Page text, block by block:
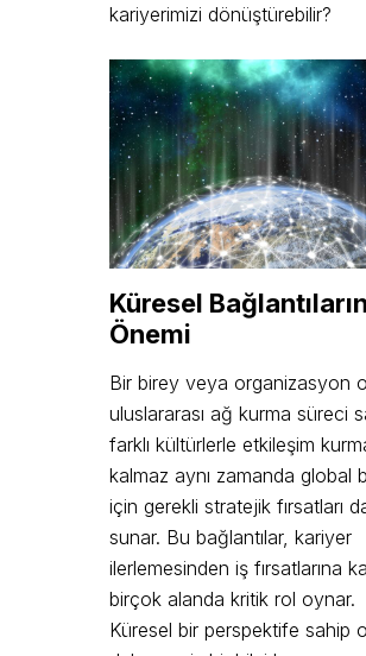
kariyerimizi dönüştürebilir?
Küresel Bağlantıların
Önemi
Bir birey veya organizasyon
uluslararası ağ kurma süreci
farklı kültürlerle etkileşim
kalmaz aynı zamanda global
için gerekli stratejik fırsatları
sunar. Bu bağlantılar, kariyer
ilerlemesinden iş fırsatlarına
birçok alanda kritik rol oynar.
Küresel bir perspektife sahip